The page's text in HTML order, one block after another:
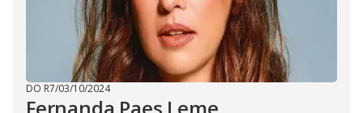
DO R7/03/10/2024
Fernanda Paes Leme